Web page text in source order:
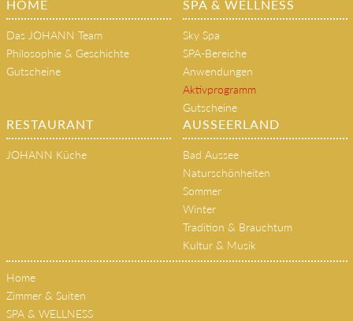
HOME
Das JOHANN Team
Philosophie & Geschichte
Gutscheine
SPA & WELLNESS
Sky Spa
SPA-Bereiche
Anwendungen
Aktivprogramm
Gutscheine
RESTAURANT
JOHANN Küche
AUSSEERLAND
Bad Aussee
Naturschönheiten
Sommer
Winter
Tradition & Brauchtum
Kultur & Musik
Home
Zimmer & Suiten
SPA & WELLNESS